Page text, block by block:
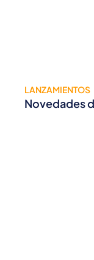
LANZAMIENTOS
Novedades